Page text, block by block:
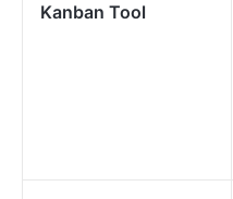
Kanban Tool